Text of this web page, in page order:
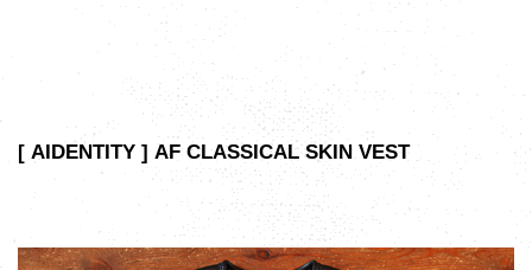
[ AIDENTITY ] AF CLASSICAL SKIN VEST